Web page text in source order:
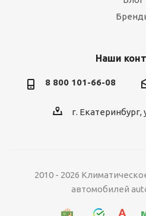
Наши
8 800 101-66-08
г. Екатеринбург,
2010 - 2026
автомобилей